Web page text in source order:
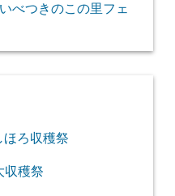
べつきのこの里フェ
ろ収穫祭
穫祭